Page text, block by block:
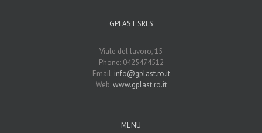
GPLAST SRLS
Viale del lavoro, 15
Phone: 0425474512
Email: info@gplast.ro.it
Web:www.gplast.ro.it
MENU